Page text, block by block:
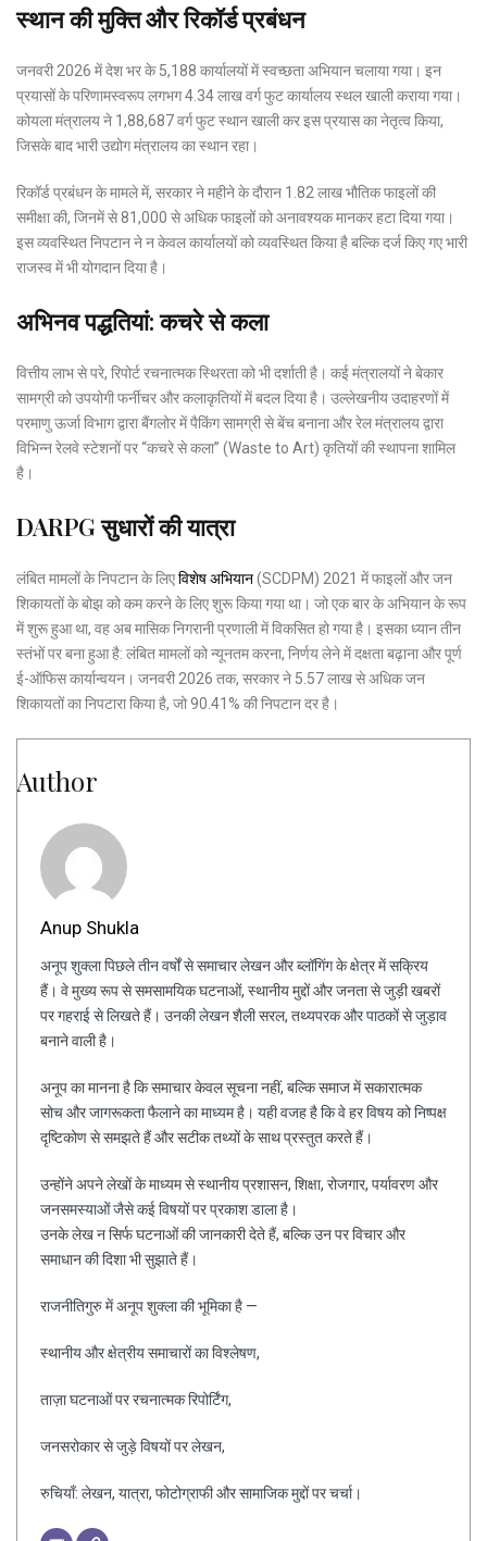
स्थान की मुक्ति और रिकॉर्ड प्रबंधन
जनवरी 2026 में देश भर के 5,188 कार्यालयों में स्वच्छता अभियान चलाया गया। इन
प्रयासों के परिणामस्वरूप लगभग 4.34 लाख वर्ग फुट कार्यालय स्थल खाली कराया गया।
कोयला मंत्रालय ने 1,88,687 वर्ग फुट स्थान खाली कर इस प्रयास का नेतृत्व किया,
जिसके बाद भारी उद्योग मंत्रालय का स्थान रहा।
रिकॉर्ड प्रबंधन के मामले में, सरकार ने महीने के दौरान 1.82 लाख भौतिक फाइलों की
समीक्षा की, जिनमें से 81,000 से अधिक फाइलों को अनावश्यक मानकर हटा दिया गया।
इस व्यवस्थित निपटान ने न केवल कार्यालयों को व्यवस्थित किया है बल्कि दर्ज किए गए भारी
राजस्व में भी योगदान दिया है।
अभिनव पद्धतियां: कचरे से कला
वित्तीय लाभ से परे, रिपोर्ट रचनात्मक स्थिरता को भी दर्शाती है। कई मंत्रालयों ने बेकार
सामग्री को उपयोगी फर्नीचर और कलाकृतियों में बदल दिया है। उल्लेखनीय उदाहरणों में
परमाणु ऊर्जा विभाग द्वारा बैंगलोर में पैकिंग सामग्री से बेंच बनाना और रेल मंत्रालय द्वारा
विभिन्न रेलवे स्टेशनों पर “कचरे से कला” (Waste to Art) कृतियों की स्थापना शामिल
है।
DARPG सुधारों की यात्रा
लंबित मामलों के निपटान के लिएविशेष अभियान(SCDPM) 2021 में फाइलों और जन
शिकायतों के बोझ को कम करने के लिए शुरू किया गया था। जो एक बार के अभियान के रूप
में शुरू हुआ था, वह अब मासिक निगरानी प्रणाली में विकसित हो गया है। इसका ध्यान तीन
स्तंभों पर बना हुआ है: लंबित मामलों को न्यूनतम करना, निर्णय लेने में दक्षता बढ़ाना और पूर्ण
ई-ऑफिस कार्यान्वयन। जनवरी 2026 तक, सरकार ने 5.57 लाख से अधिक जन
शिकायतों का निपटारा किया है, जो 90.41% की निपटान दर है।
Author
Anup Shukla
अनूप शुक्ला पिछले तीन वर्षों से समाचार लेखन और ब्लॉगिंग के क्षेत्र में सक्रिय
हैं। वे मुख्य रूप से समसामयिक घटनाओं, स्थानीय मुद्दों और जनता से जुड़ी खबरों
पर गहराई से लिखते हैं। उनकी लेखन शैली सरल, तथ्यपरक और पाठकों से जुड़ाव
बनाने वाली है।
अनूप का मानना है कि समाचार केवल सूचना नहीं, बल्कि समाज में सकारात्मक
सोच और जागरूकता फैलाने का माध्यम है। यही वजह है कि वे हर विषय को निष्पक्ष
दृष्टिकोण से समझते हैं और सटीक तथ्यों के साथ प्रस्तुत करते हैं।
उन्होंने अपने लेखों के माध्यम से स्थानीय प्रशासन, शिक्षा, रोजगार, पर्यावरण और
जनसमस्याओं जैसे कई विषयों पर प्रकाश डाला है।
उनके लेख न सिर्फ घटनाओं की जानकारी देते हैं, बल्कि उन पर विचार और
समाधान की दिशा भी सुझाते हैं।
राजनीतिगुरु में अनूप शुक्ला की भूमिका है —
स्थानीय और क्षेत्रीय समाचारों का विश्लेषण,
ताज़ा घटनाओं पर रचनात्मक रिपोर्टिंग,
जनसरोकार से जुड़े विषयों पर लेखन,
रुचियाँ: लेखन, यात्रा, फोटोग्राफी और सामाजिक मुद्दों पर चर्चा।